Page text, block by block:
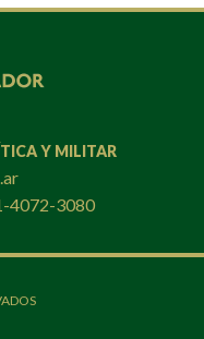
Y MILITAR
4072-3080